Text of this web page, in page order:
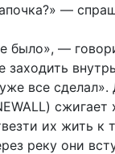
—
было», —
заходить
все сделал».
их жить к
реку они